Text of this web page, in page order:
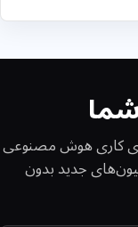
کاری هوش مصنوعی
جدید بدون